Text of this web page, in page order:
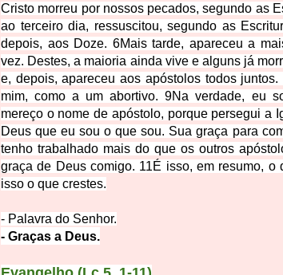
Cristo morreu por nossos pecados, segundo as
ao terceiro dia, ressuscitou, segundo as
depois, aos Doze. 6Mais tarde, apareceu a
vez. Destes, a maioria ainda vive e alguns já
e, depois, apareceu aos apóstolos todos juntos.
mim, como a um abortivo.9Na verdade, eu
mereço o nome de apóstolo, porque persegui a
Deus que eu sou o que sou. Sua graça para
tenho trabalhado mais do que os outros
graça de Deus comigo. 11É isso, em resumo, o
isso o que crestes.
- Palavra do Senhor.
- Graças a Deus.